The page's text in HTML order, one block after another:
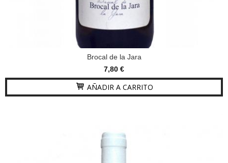
Brocal de la Jara
7,80 €
AÑADIR A CARRITO